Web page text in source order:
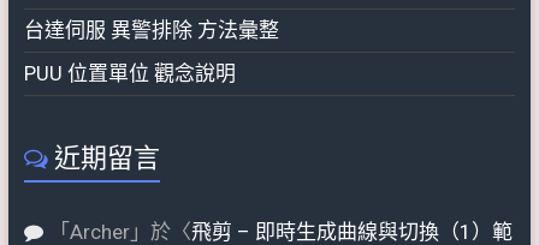
台達伺服 異警排除 方法彙整
PUU 位置單位 觀念說明
近期留言
「 Archer」於〈飛剪 – 即時生成曲線與切換（1）範